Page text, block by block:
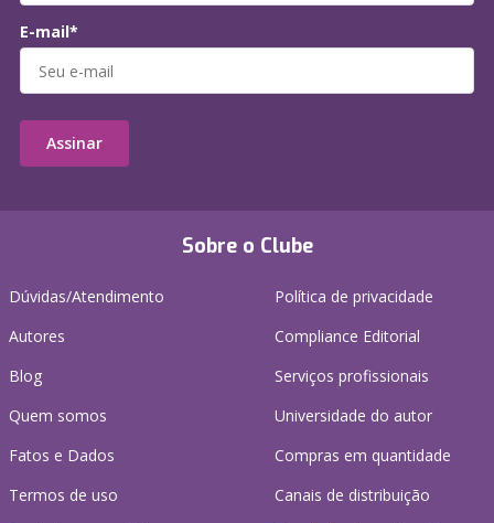
Sobre o Clube
Dúvidas/Atendimento
Autores
Blog
Quem somos
Fatos e Dados
Termos de uso
Política de privacidade
Compliance Editorial
Serviços profissionais
Universidade do autor
Compras em quantidade
Canais de distribuição
E-mail*
Assinar